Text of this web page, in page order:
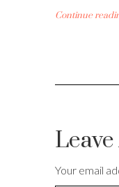
Continue
Your email